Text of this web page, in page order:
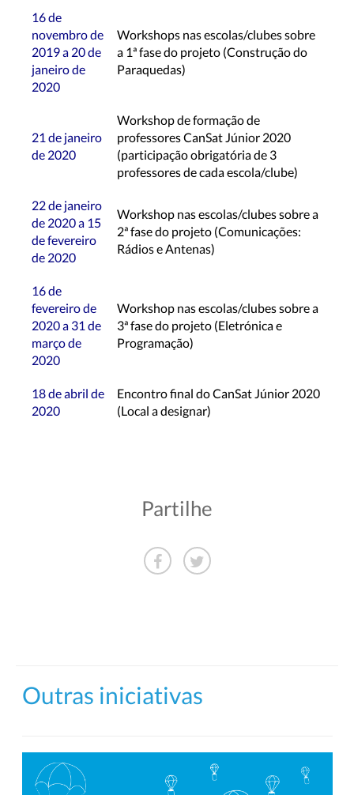
16 de
novembro de
2019 a 20 de
janeiro de
2020
Workshops nas escolas/clubes sobre
a 1ª fase do projeto (Construção do
Paraquedas)
21 de janeiro
de 2020
Workshop de formação de
professores CanSat Júnior 2020
(participação obrigatória de 3
professores de cada escola/clube)
22 de janeiro
de 2020 a 15
de fevereiro
de 2020
Workshop nas escolas/clubes sobre a
2ª fase do projeto (Comunicações:
Rádios e Antenas)
16 de
fevereiro de
2020 a 31 de
março de
2020
Workshop nas escolas/clubes sobre a
3ª fase do projeto (Eletrónica e
Programação)
18 de abril de
2020
Encontro final do CanSat Júnior 2020
(Local a designar)
Partilhe
Outras iniciativas